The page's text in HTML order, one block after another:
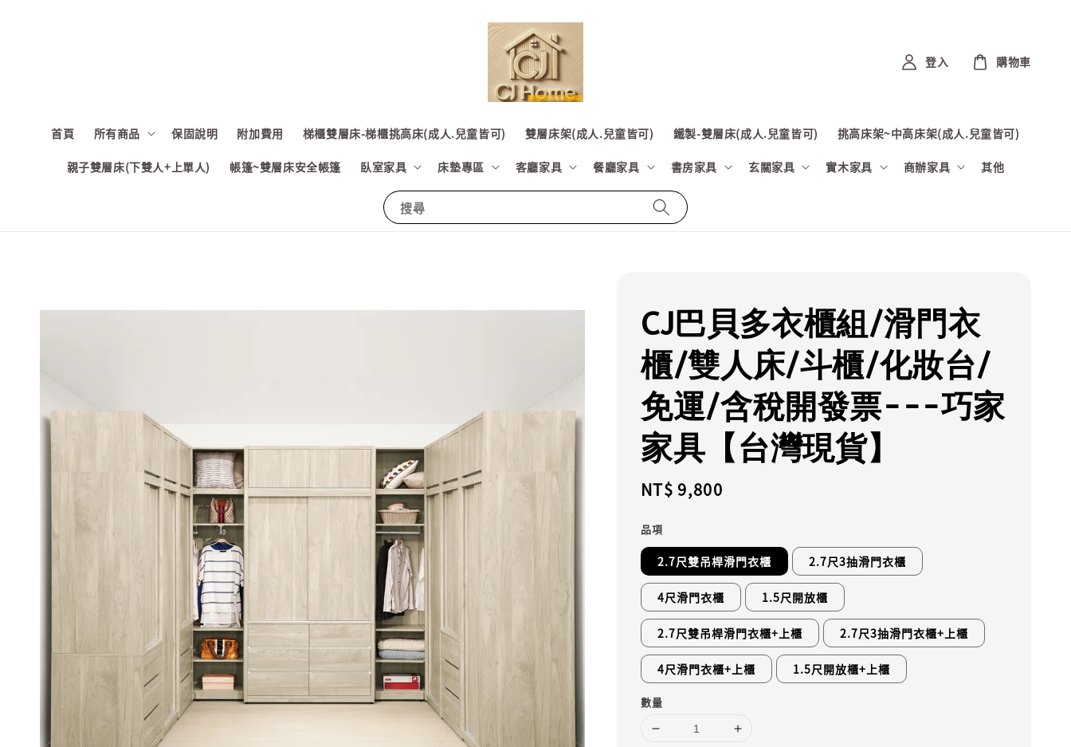
搜尋
首頁 所有商品 保固說明 附加費用 梯櫃雙層床-梯櫃挑高床(成人.兒童皆可) 雙層床架(成人.兒童皆可) 鐵製-雙層床(成人.兒童皆可) 挑高床架~中高床架(成人.兒童皆可)
親子雙層床(下雙人+上單人) 帳篷~雙層床安全帳篷 臥室家具 床墊專區 客廳家具 餐廳家具 書房家具 玄關家具 實木家具 商辦家具 其他
登入 購物車
CJ巴貝多衣櫃組/滑門衣
櫃/雙人床/斗櫃/化妝台/
免運/含稅開發票---巧家
家具【台灣現貨】
Regular
NT$ 9,800
品項
2.7尺雙吊桿滑門衣櫃 2.7尺3抽滑門衣櫃
4尺滑門衣櫃 1.5尺開放櫃
2.7尺雙吊桿滑門衣櫃+上櫃 2.7尺3抽滑門衣櫃+上櫃
4尺滑門衣櫃+上櫃 1.5尺開放櫃+上櫃
數量